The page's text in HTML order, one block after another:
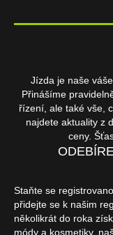
Jízda je naše
Přinášíme
řízení, ale také vše,
najdete aktuality z
ceny.
Staňte se
přidejte se k našim
několikrát do roka
módy a kosmetiky,